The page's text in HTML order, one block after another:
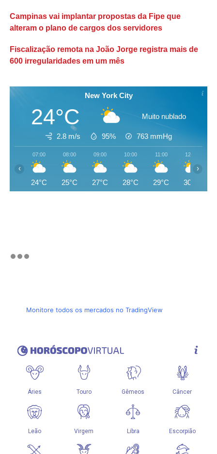
Campinas vai implantar propostas da Fipe que
alteram o plano de cargos dos servidores
Fiscalização remota na João Jorge registra mais de
600 irregularidades em um mês
New York City
24°C Muito nublado
2.8 m/s 95% 763 mmHg
07:00
24°C
08:00
25°C
09:00
27°C
10:00
28°C
11:00
29°C
12:00
30°C
‹ ›
Monitore todos os mercados no TradingView